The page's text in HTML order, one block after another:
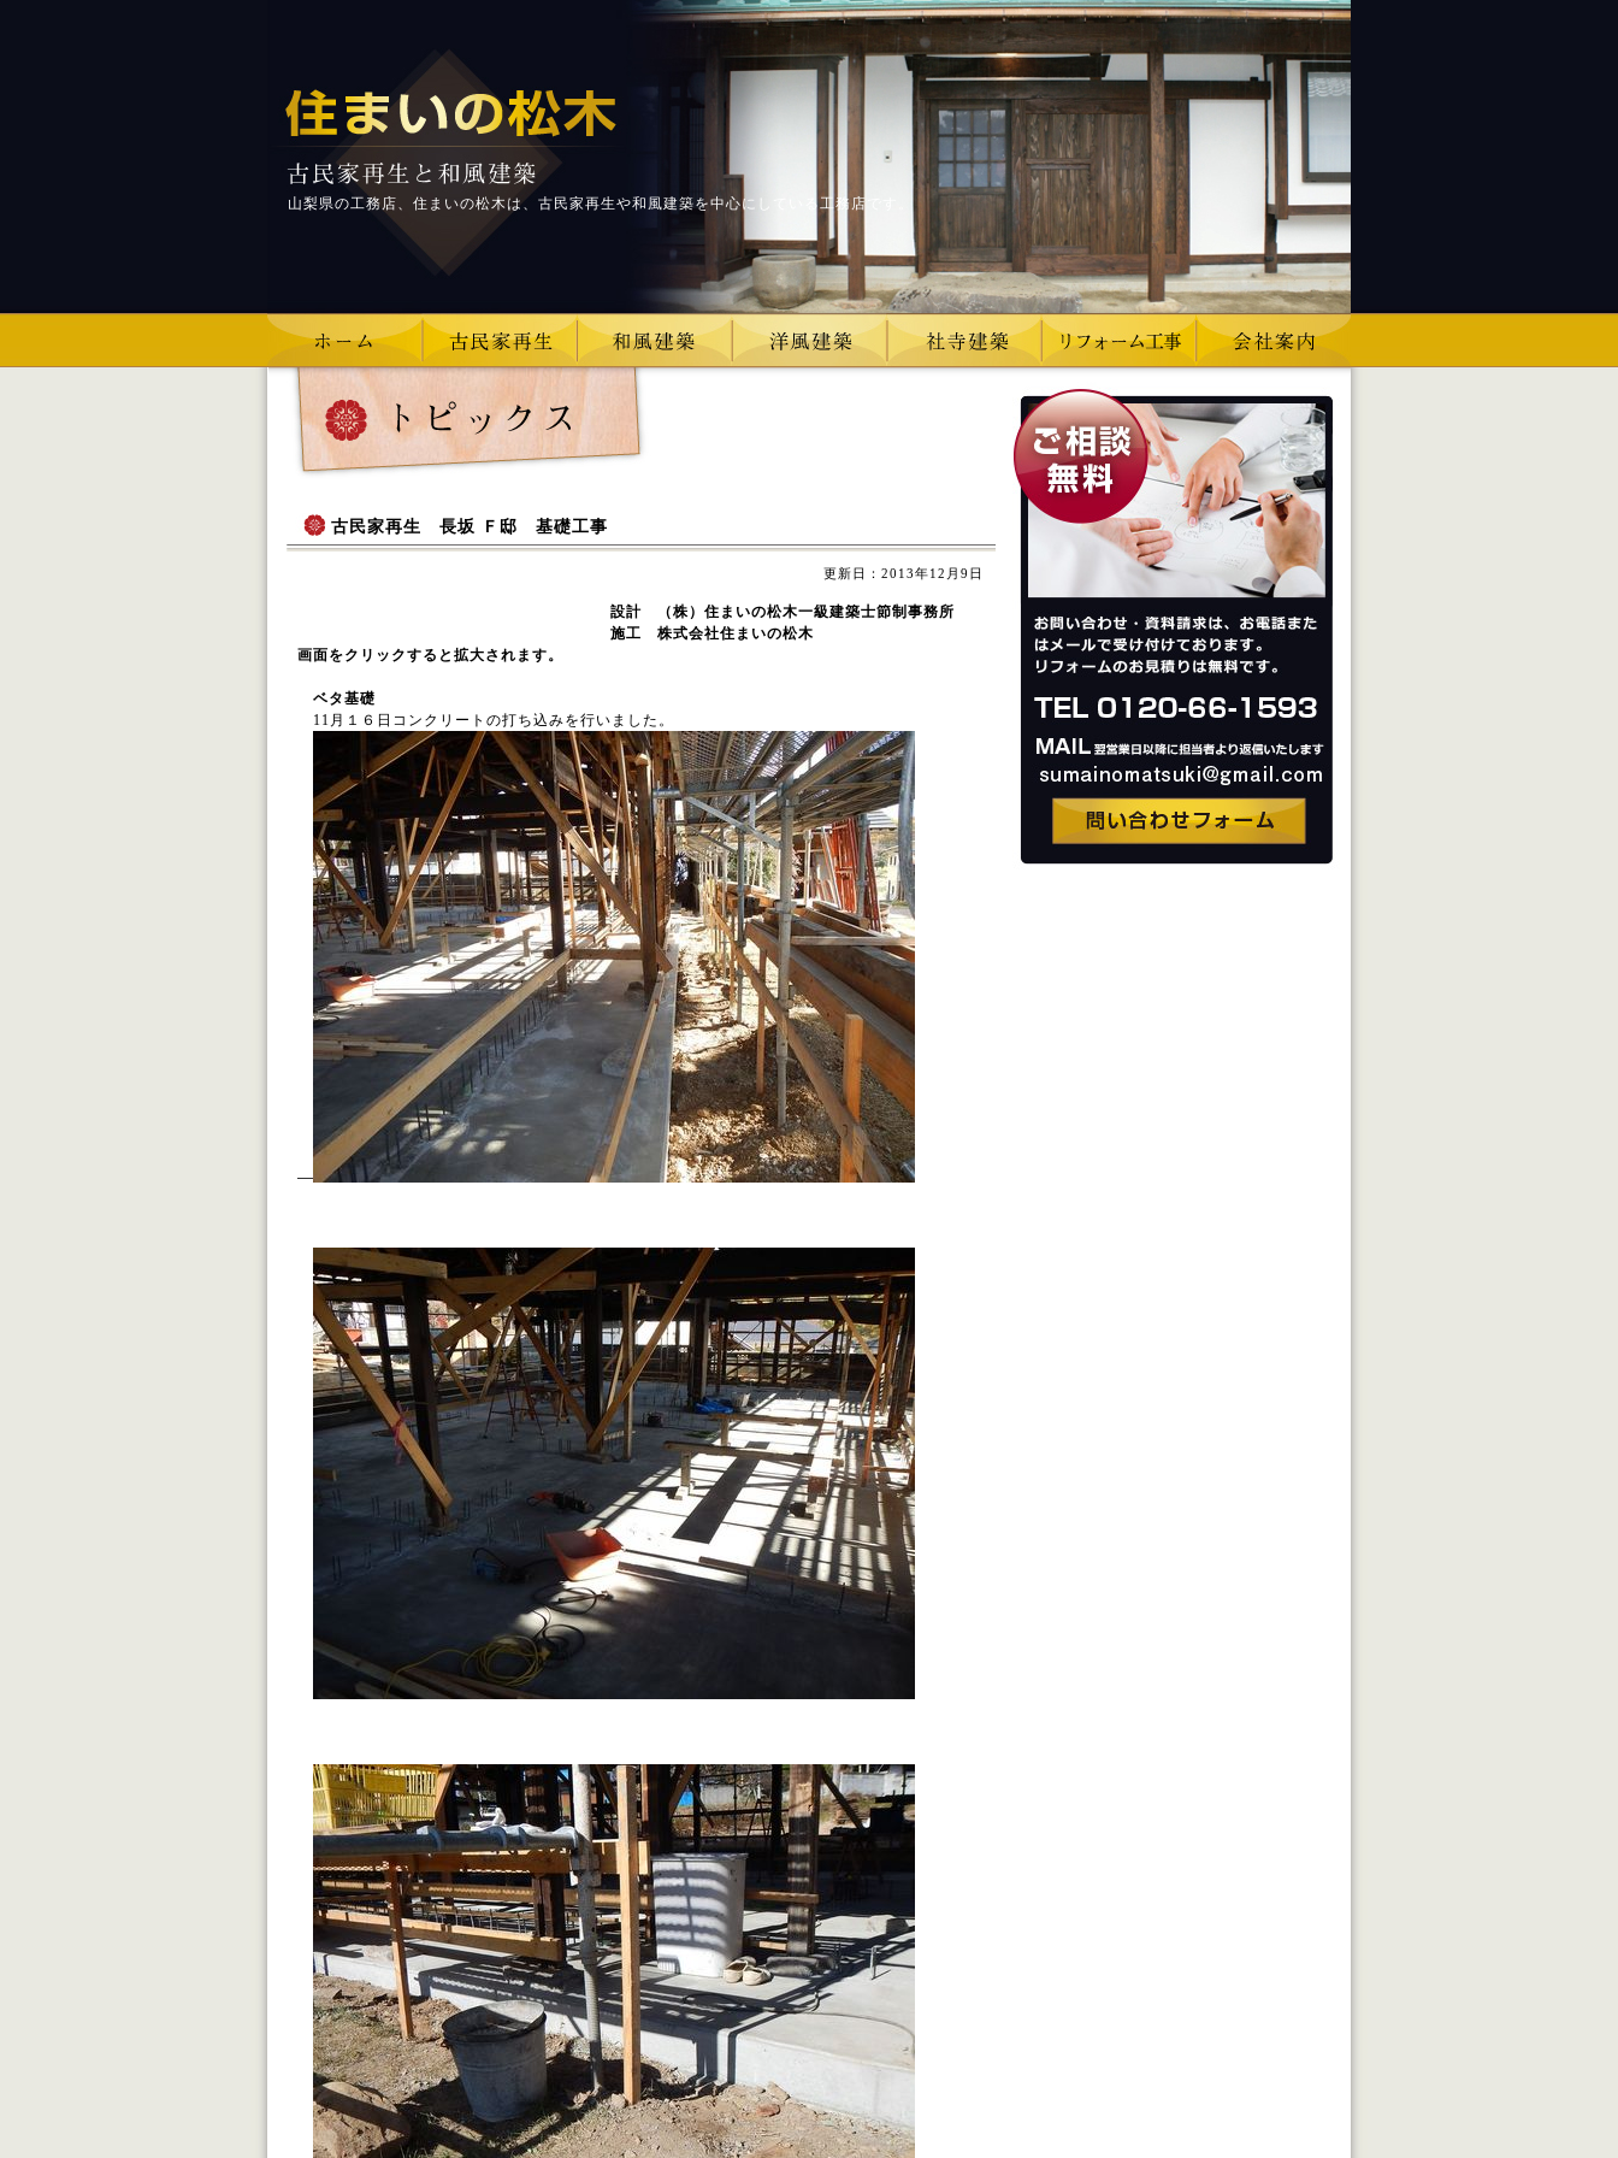
山梨県の工務店、住まいの松木は、古民家再生や和風建築を中心にしている工務店です。
古民家再生 長坂 Ｆ邸 基礎工事
更新日： 2013年12月9日
設計 （株）住まいの松木一級建築士節制事務所
施工 株式会社住まいの松木
画面をクリックすると拡大されます。
ベタ基礎
11月１６日コンクリートの打ち込みを行いました。